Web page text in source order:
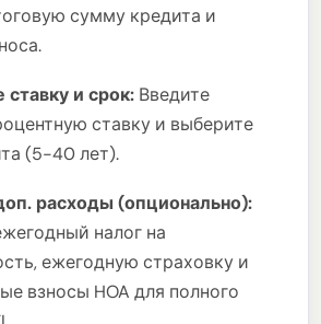
сумму кредита и
ставку и срок: Введите
ставку и выберите
(5-40 лет).
расходы (опционально):
налог на
ежегодную страховку и
взносы HOA для полного